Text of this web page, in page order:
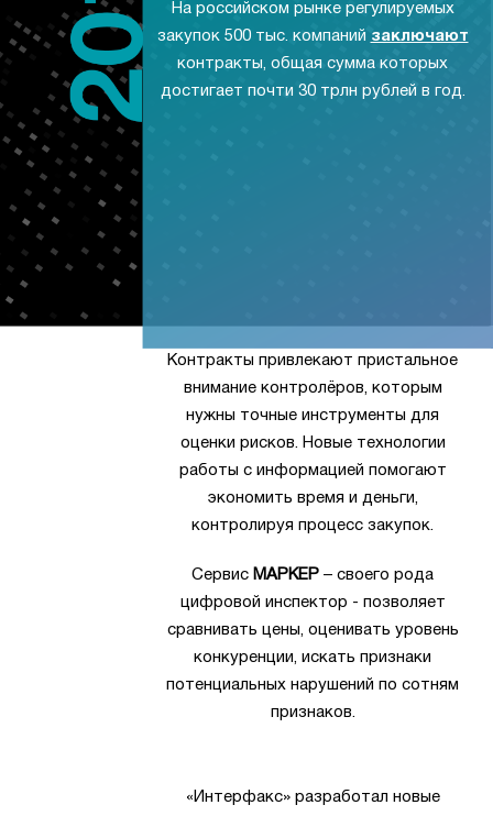
На российском рынке регулируемых
закупок 500 тыс. компаний заключают
контракты, общая сумма которых
достигает почти 30 трлн рублей в год.
Контракты привлекают пристальное
внимание контролёров, которым
нужны точные инструменты для
оценки рисков. Новые технологии
работы с информацией помогают
экономить время и деньги,
контролируя процесс закупок.
Сервис МАРКЕР – своего рода
цифровой инспектор - позволяет
сравнивать цены, оценивать уровень
конкуренции, искать признаки
потенциальных нарушений по сотням
признаков.
«Интерфакс» разработал новые